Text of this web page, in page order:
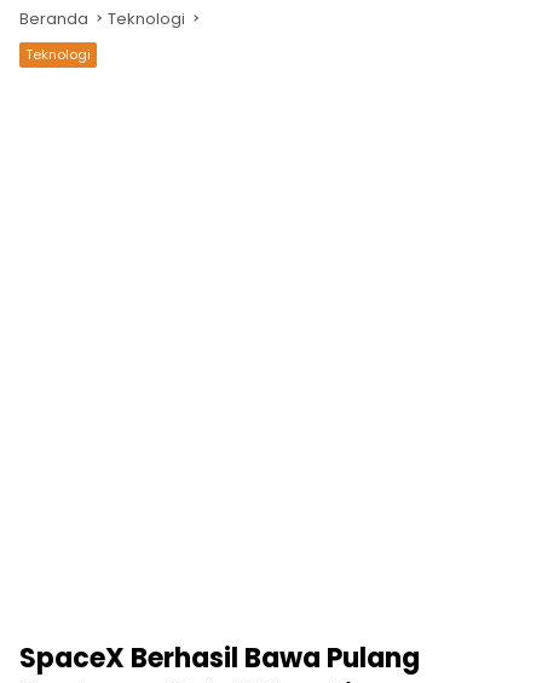
Beranda Teknologi
Teknologi
SpaceX Berhasil Bawa Pulang